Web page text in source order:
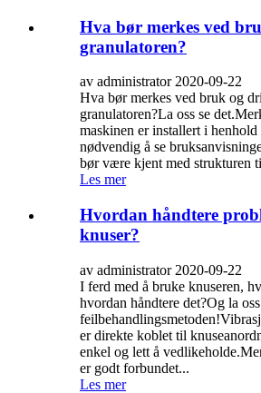
Hva bør merkes ved
granulatoren?
av administrator 2020-09-22
Hva bør merkes ved bruk og
granulatoren?La oss se
maskinen er installert i
nødvendig å se
bør være kjent med strukturen
Les mer
Hvordan håndtere
knuser?
av administrator 2020-09-22
I ferd med å bruke knuseren,
hvordan håndtere det?Og la
er direkte koblet til
enkel og lett å
er godt forbundet...
Les mer